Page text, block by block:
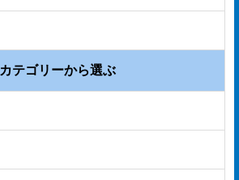
理
革
個
カテゴリーから選ぶ